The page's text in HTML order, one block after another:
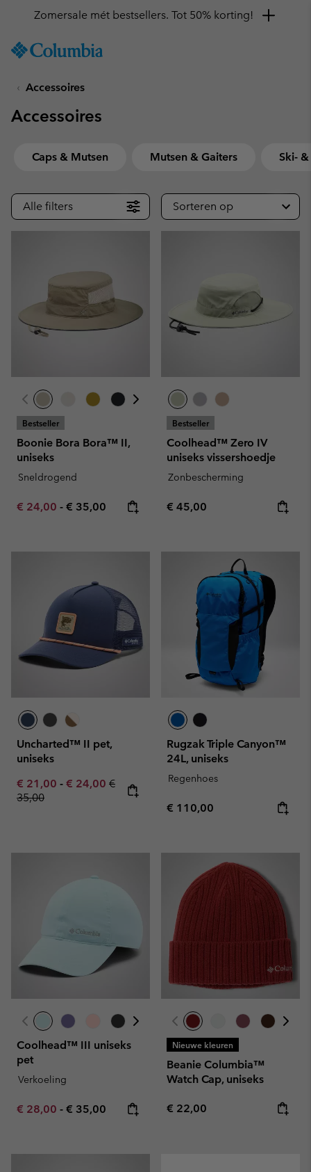
TO
SKIP
MAIN
SKIP
Krijg 10% korting
Accessoires
Accessoires
Caps & Mutsen Mutsen & Gaiters Ski-
Alle filters Sorteren op
Bestseller
Boonie Bora Bora™ II,
uniseks
Sneldrogend
Minimum sale price:
€ 24,00 - Maximum price:
€ 35,00
Bestseller
Coolhead™ Zero IV
uniseks vissershoedje
Zonbescherming
Regular price:
€ 45,00
Uncharted™ II pet,
uniseks
Minimum sale price:
€ 21,00 - Maximum sale price:
€ 24,00 Regular price:
€
35,00
Rugzak Triple Canyon™
24L, uniseks
Regenhoes
Regular price:
€ 110,00
Coolhead™ III uniseks
pet
Verkoeling
Minimum sale price:
€ 28,00 - Maximum price:
€ 35,00
Nieuwe kleuren
Beanie Columbia™
Watch Cap, uniseks
Regular price:
€ 22,00